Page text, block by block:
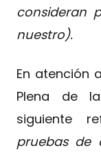
consideran
nuestro).
En atención
Plena de
siguiente
pruebas de